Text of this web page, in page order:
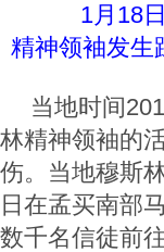
1月18日
精神领袖发生
当地时间
林精神领袖的
伤。当地穆斯
日在孟买南部
数千名信徒前